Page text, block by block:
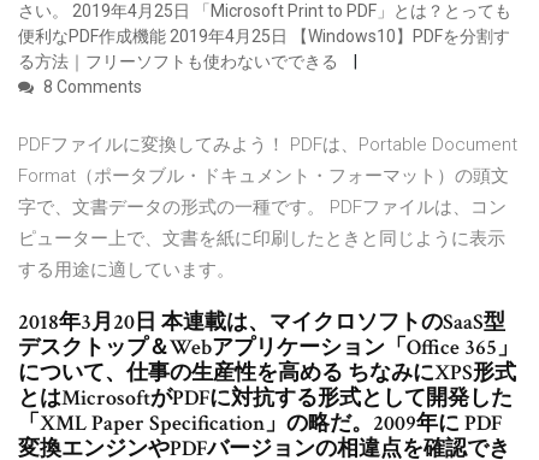
さい。 2019年4月25日 「Microsoft Print to PDF」とは？とっても
便利なPDF作成機能 2019年4月25日 【Windows10】PDFを分割す
る方法｜フリーソフトも使わないでできる
8 Comments
PDFファイルに変換してみよう！ PDFは、Portable Document
Format（ポータブル・ドキュメント・フォーマット）の頭文
字で、文書データの形式の一種です。 PDFファイルは、コン
ピューター上で、文書を紙に印刷したときと同じように表示
する用途に適しています。
2018年3月20日 本連載は、マイクロソフトのSaaS型
デスクトップ＆Webアプリケーション「Office 365」
について、仕事の生産性を高める ちなみにXPS形式
とはMicrosoftがPDFに対抗する形式として開発した
「XML Paper Specification」の略だ。2009年に PDF
変換エンジンやPDFバージョンの相違点を確認でき